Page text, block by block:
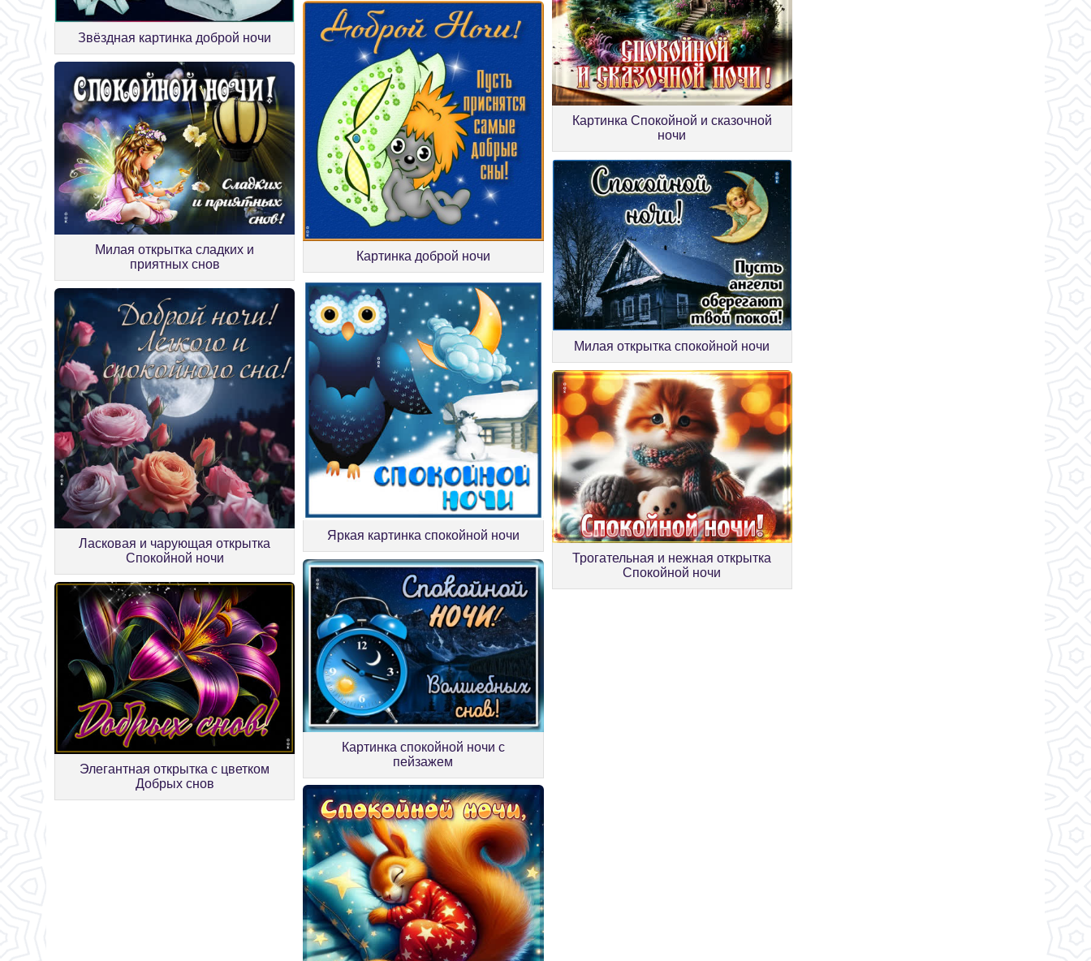
Звёздная картинка доброй ночи
Картинка доброй ночи
Картинка Спокойной и сказочной
ночи
Милая открытка сладких и
приятных снов
Яркая картинка спокойной ночи
Милая открытка спокойной ночи
Ласковая и чарующая открытка
Спокойной ночи
Картинка спокойной ночи с
пейзажем
Трогательная и нежная открытка
Спокойной ночи
Элегантная открытка с цветком
Добрых снов